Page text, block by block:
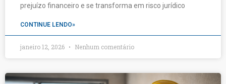
prejuízo financeiro e se transforma em risco jurídico
CONTINUE LENDO»
janeiro 12, 2026 Nenhum comentário